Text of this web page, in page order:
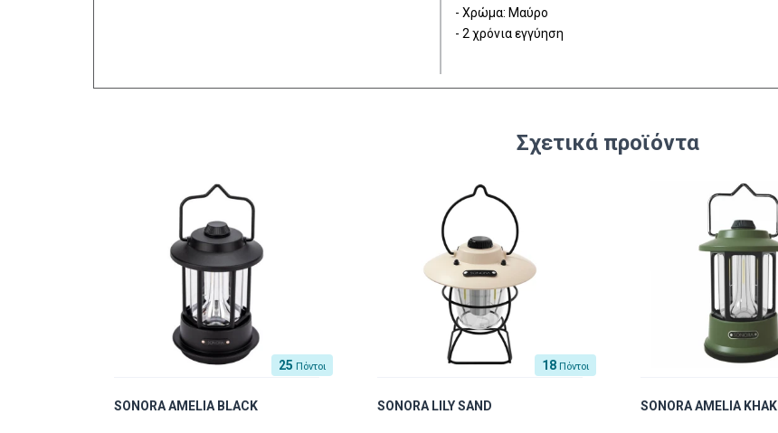
- Χρώμα: Μαύρο
- 2 χρόνια εγγύηση
Σχετικά προϊόντα
25 Πόντοι
SONORA AMELIA BLACK
18 Πόντοι
SONORA LILY SAND SONORA AMELIA KHAKI